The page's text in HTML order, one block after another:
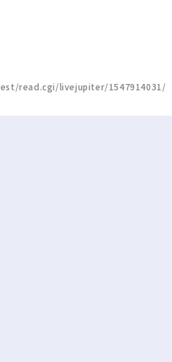
read.cgi/livejupiter/1547914031/